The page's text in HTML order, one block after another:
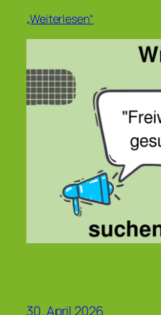
„Weiterlesen“
30. April 2026